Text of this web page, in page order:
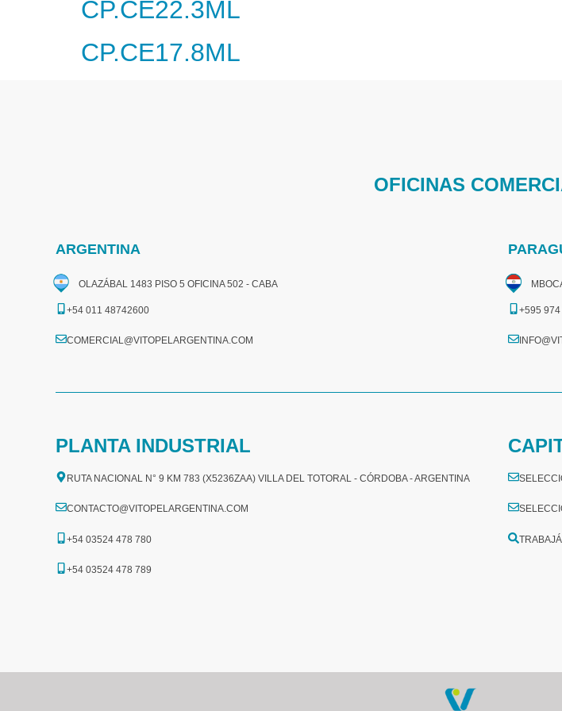
CP.CE22.3ML
CP.CE17.8ML
OFICINAS
ARGENTINA
OLAZÁBAL 1483 PISO 5 OFICINA 502 - CABA
+54 011 48742600​
COMERCIAL@VITOPELARGENTINA.COM​
+595
PLANTA INDUSTRIAL
RUTA NACIONAL N° 9 KM 783 (X5236ZAA) VILLA DEL TOTORAL - CÓRDOBA - ARGENTINA
CONTACTO@VITOPELARGENTINA.COM
+54 03524 478 780​
+54 03524 478 789​